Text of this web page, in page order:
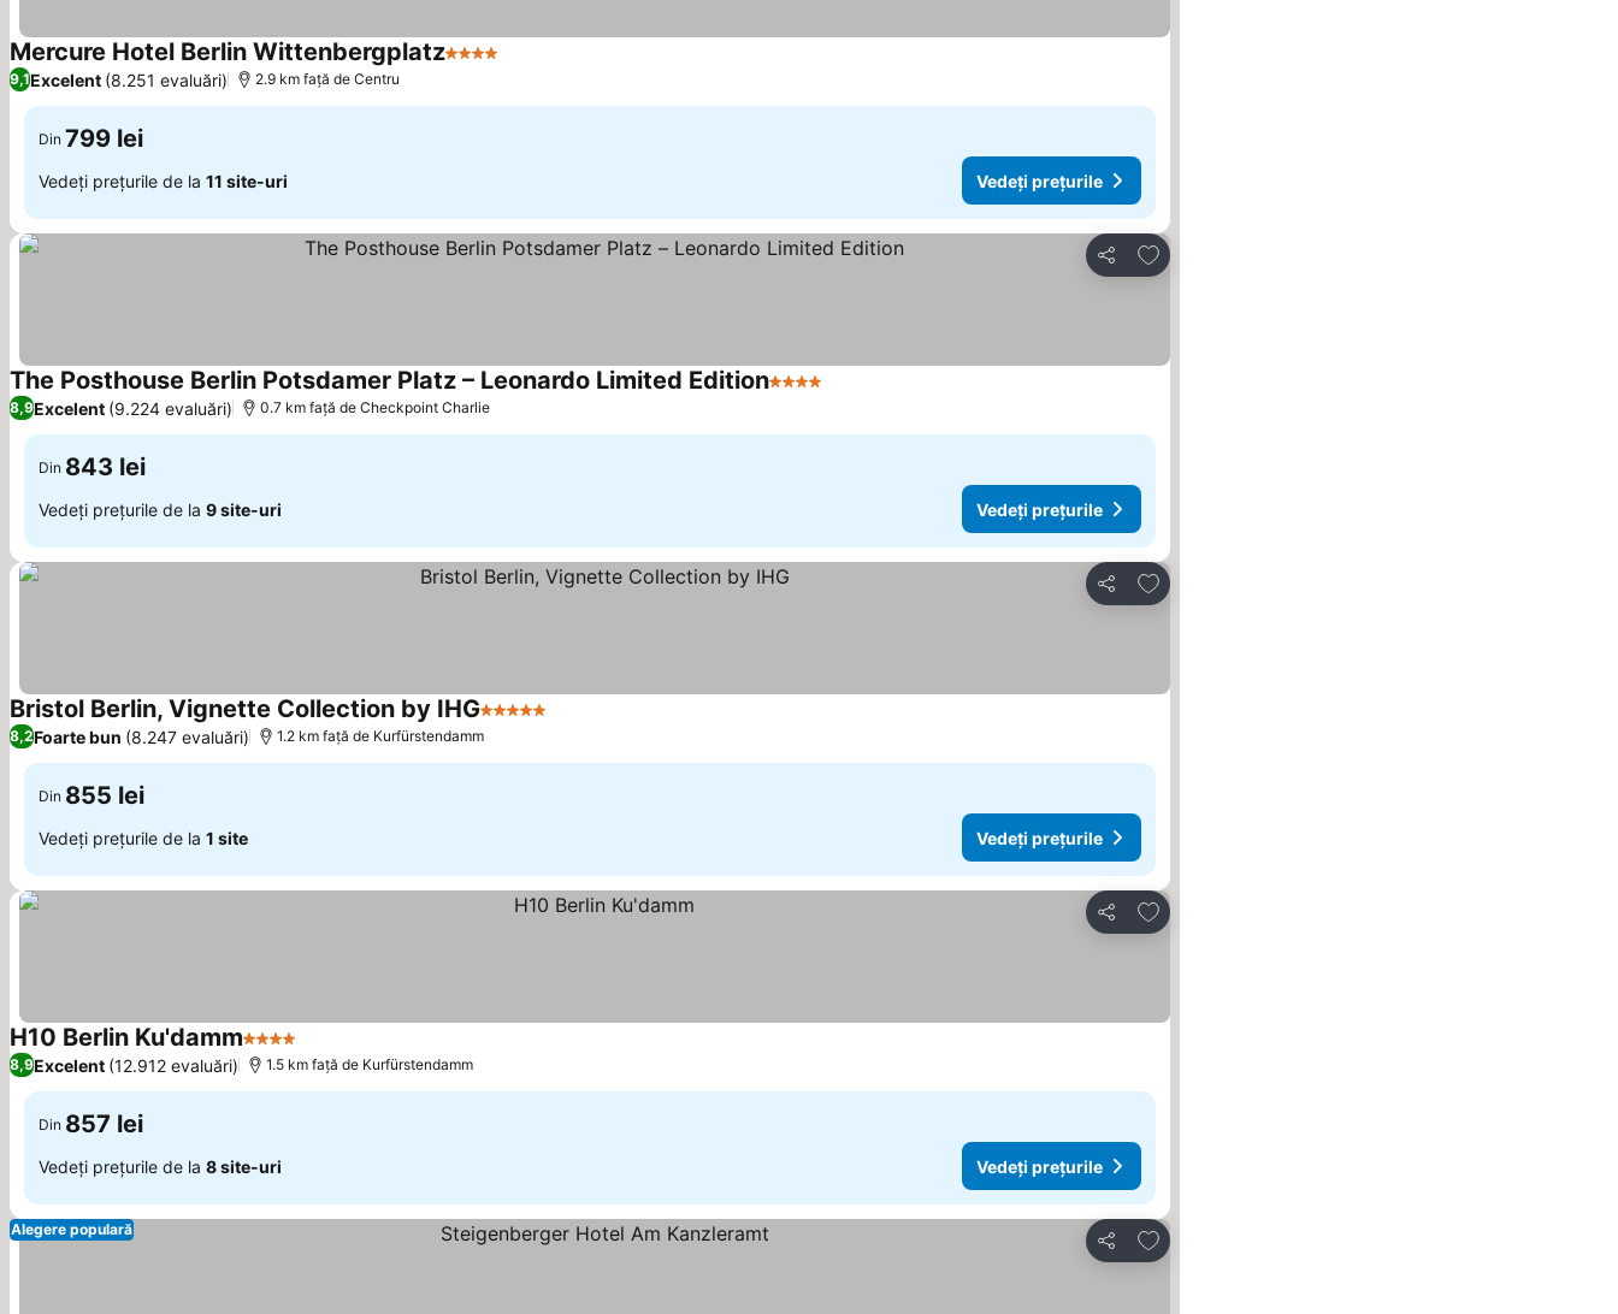
Mercure Hotel Berlin Wittenbergplatz4 Stele
9,1Excelent (8.251 evaluări) 2.9 km faţă de Centru
Din 799 lei
Vedeți prețurile de la 11 site-uri Vedeți prețurile
Distribuiți
Adăugaţi la favorite
The Posthouse Berlin Potsdamer Platz – Leonardo Limited Edition4 Stele
8,9Excelent (9.224 evaluări) 0.7 km faţă de Checkpoint Charlie
Din 843 lei
Vedeți prețurile de la 9 site-uri Vedeți prețurile
Distribuiți
Adăugaţi la favorite
Bristol Berlin, Vignette Collection by IHG5 Stele
8,2Foarte bun (8.247 evaluări) 1.2 km faţă de Kurfürstendamm
Din 855 lei
Vedeți prețurile de la 1 site Vedeți prețurile
Distribuiți
Adăugaţi la favorite
H10 Berlin Ku'damm4 Stele
8,9Excelent (12.912 evaluări) 1.5 km faţă de Kurfürstendamm
Din 857 lei
Vedeți prețurile de la 8 site-uri Vedeți prețurile
Distribuiți
Adăugaţi la favorite
Alegere populară